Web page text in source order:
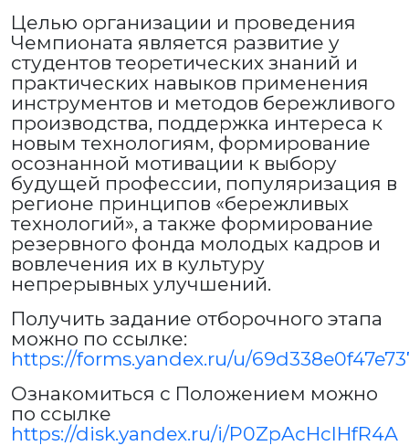
Целью организации и проведения
Чемпионата является развитие у
студентов теоретических знаний и
практических навыков применения
инструментов и методов бережливого
производства, поддержка интереса к
новым технологиям, формирование
осознанной мотивации к выбору
будущей профессии, популяризация в
регионе принципов «бережливых
технологий», а также формирование
резервного фонда молодых кадров и
вовлечения их в культуру
непрерывных улучшений.
Получить задание отборочного этапа
можно по ссылке:
https://forms.yandex.ru/u/
Ознакомиться с Положением можно
по ссылке
https://disk.yandex.ru/i/P0ZpAcHclHfR4A